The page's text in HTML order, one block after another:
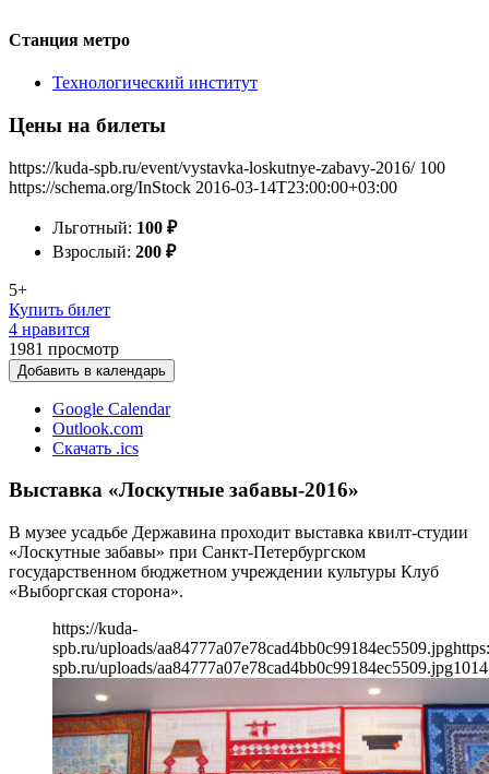
Станция метро
Технологический институт
Цены на билеты
https://kuda-spb.ru/event/vystavka-loskutnye-zabavy-2016/ 100
https://schema.org/InStock 2016-03-14T23:00:00+03:00
Льготный: 100 ₽
Взрослый: 200 ₽
5+
Купить билет
4 нравится
1981 просмотр
Добавить в календарь
Google Calendar
Outlook.com
Скачать .ics
Выставка «Лоскутные забавы-2016»
В музее усадьбе Державина проходит выставка квилт-студии
«Лоскутные забавы» при Санкт-Петербургском
государственном бюджетном учреждении культуры Клуб
«Выборгская сторона».
https://kuda-
spb.ru/uploads/aa84777a07e78cad4bb0c99184ec5509.jpg
spb.ru/uploads/aa84777a07e78cad4bb0c99184ec5509.jpg1014